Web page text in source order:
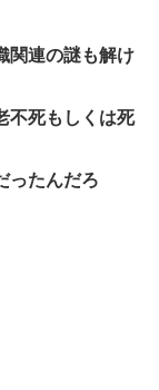
関連の謎も解け
不死もしくは死
ったんだろ